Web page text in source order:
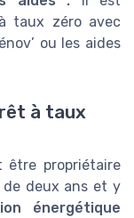
taux zéro avec
ou les aides
à taux
être propriétaire
de deux ans et y
énergétique